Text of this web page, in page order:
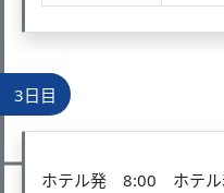
3日目
ホテル発 8:00 ホテ